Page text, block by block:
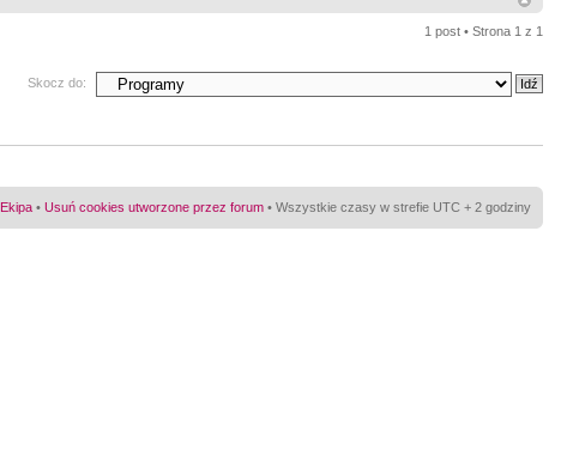
1 post • Strona 1 z 1
Skocz do:
Ekipa • Usuń cookies utworzone przez forum • Wszystkie czasy w strefie UTC + 2 godziny